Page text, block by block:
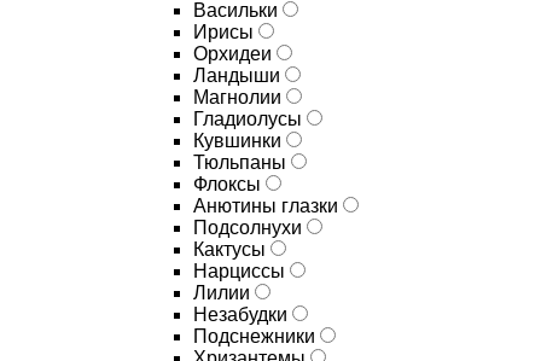
Васильки
Ирисы
Орхидеи
Ландыши
Магнолии
Гладиолусы
Кувшинки
Тюльпаны
Флоксы
Анютины глазки
Подсолнухи
Кактусы
Нарциссы
Лилии
Незабудки
Подснежники